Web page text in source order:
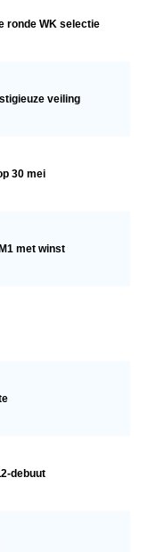
ronde WK selectie
veiling
30 mei
met winst
debuut